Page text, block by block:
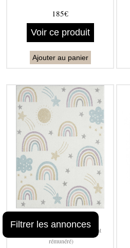
185€
Voir ce produit
Ajouter au panier
Tapis enfant moderne
(#Maison du Monde #Partenariat
rémunéré)
Filtrer les annonces